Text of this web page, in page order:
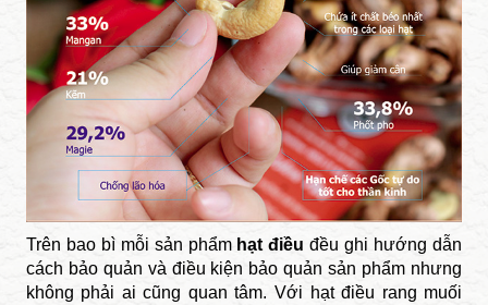
Trên bao bì mỗi sản phẩm hạt​ điều đều ghi hướng dẫn
cách bảo quản và điều kiện bảo quản sản phẩm nhưng
không phải ai cũng quan tâm. Với hạt điều rang muối